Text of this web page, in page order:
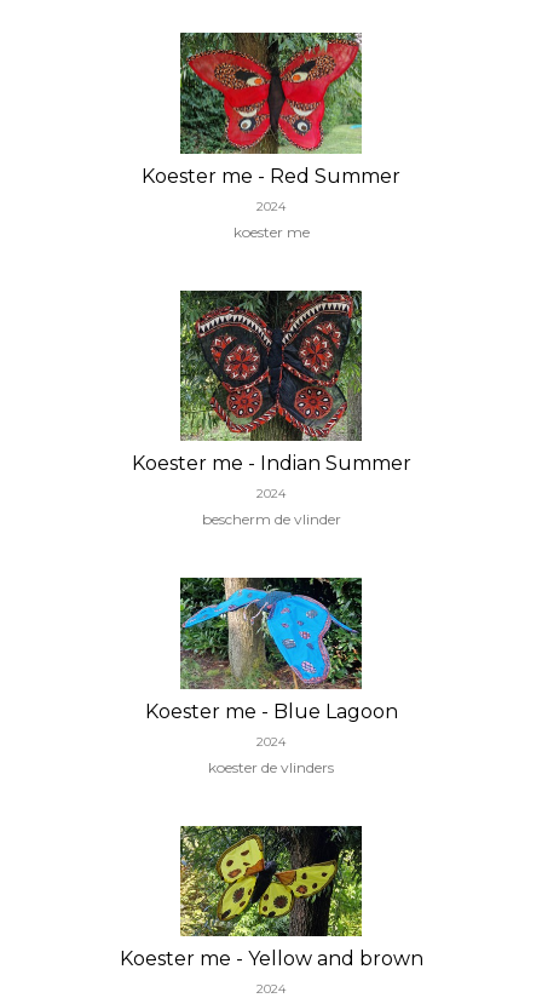
Koester me - Red Summer
2024
koester me
Koester me - Indian Summer
2024
bescherm de vlinder
Koester me - Blue Lagoon
2024
koester de vlinders
Koester me - Yellow and brown
2024